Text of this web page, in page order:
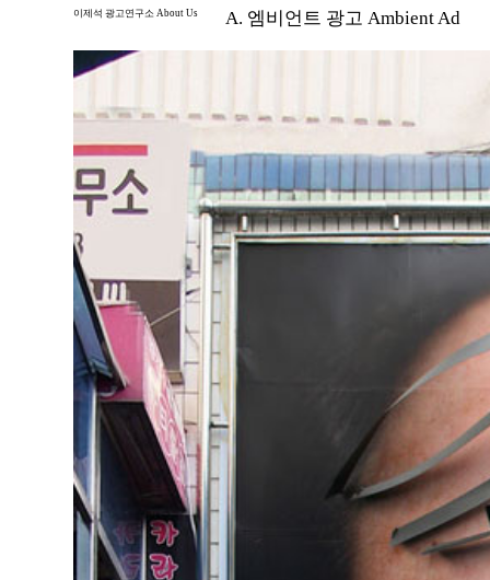
이제석 광고연구소 About Us A. 엠비언트 광고 Ambient Ad